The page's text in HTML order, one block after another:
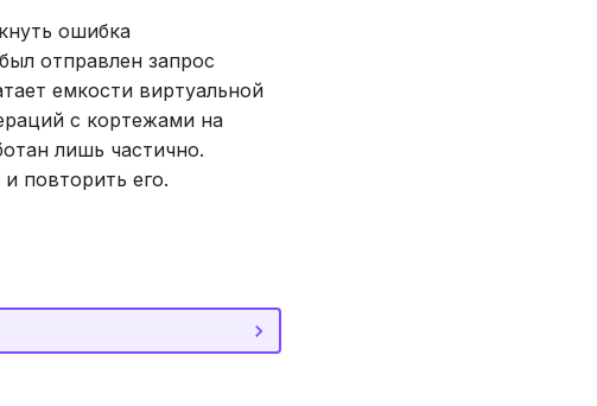
ошибка
отправлен запрос
емкости виртуальной
с кортежами на
лишь частично.
повторить его.